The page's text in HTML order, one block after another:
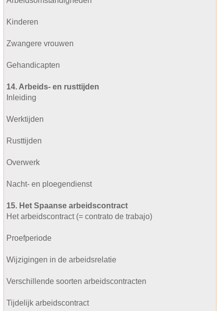
Kinderen
Zwangere vrouwen
Gehandicapten
14. Arbeids- en rusttijden
Inleiding
Werktijden
Rusttijden
Overwerk
Nacht- en ploegendienst
15. Het Spaanse arbeidscontract
Het arbeidscontract (= contrato de trabajo)
Proefperiode
Wijzigingen in de arbeidsrelatie
Verschillende soorten arbeidscontracten
Tijdelijk arbeidscontract